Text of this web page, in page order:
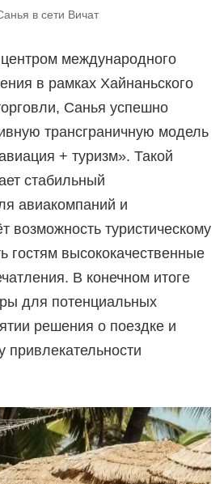
в сети Вичат
международного
в рамках Хайнаньского
Санья успешно
трансграничную модель
+ туризм». Такой
стабильный
авиакомпаний и
возможность туристическому
гостям высококачественные
В конечном итоге
для потенциальных
решения о поездке и
привлекательности